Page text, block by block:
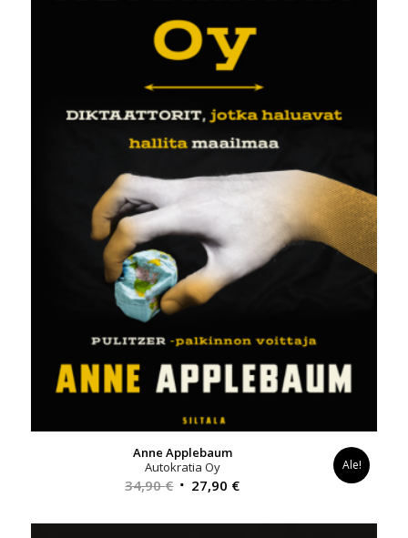
Anne Applebaum
Autokratia Oy
34,90€ Alkuperäinen
oli:
27,90 €Nykyinen
on:
Ale!